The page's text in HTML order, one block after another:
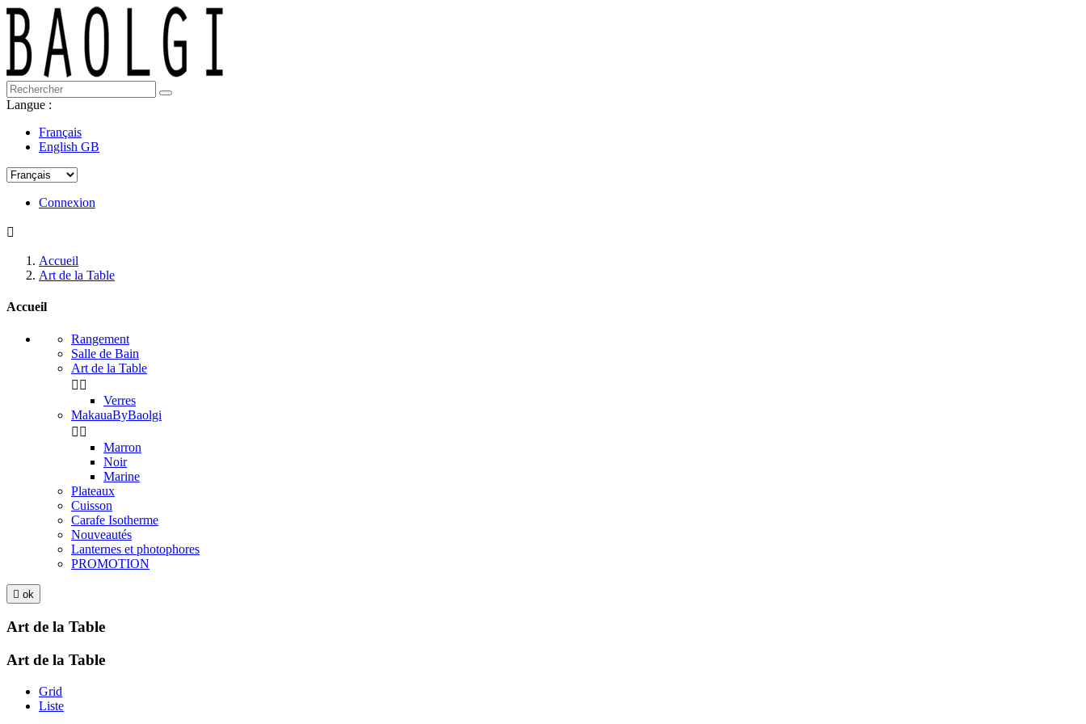
Langue :
Français
English GB
Connexion

Accueil
Art de la Table
Accueil
Rangement
Salle de Bain
Art de la Table
 
Verres
MakauaByBaolgi
 
Marron
Noir
Marine
Plateaux
Cuisson
Carafe Isotherme
Nouveautés
Lanternes et photophores
PROMOTION
 ok
Art de la Table
Art de la Table
Grid
Liste